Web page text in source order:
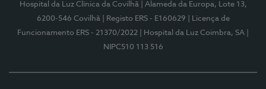
Hospital da Luz Clínica da Covilhã
| Alameda da Europa, Lote 13,
6200-546 Covilhã
| Registo ERS - E160629
| Licença de
Funcionamento ERS - 21370/2022
| Hospital da Luz Coimbra, SA
NIPC510 113 516